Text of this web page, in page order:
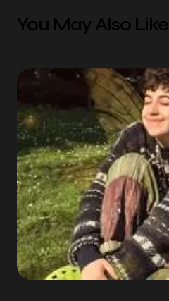
You May Also Like